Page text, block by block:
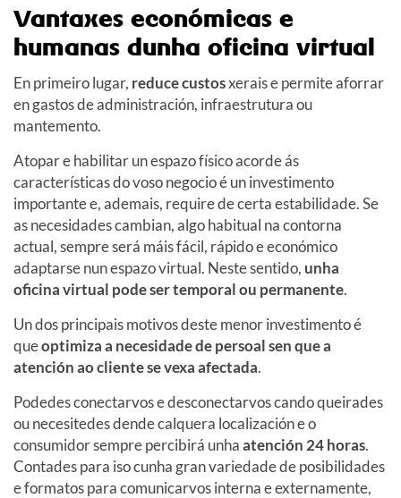
Vantaxes económicas e
humanas dunha oficina virtual
En primeiro lugar, reduce custosxerais e permite aforrar
en gastos de administración, infraestrutura ou
mantemento.
Atopar e habilitar un espazo físico acorde ás
características do voso negocio é un investimento
importante e, ademais, require de certa estabilidade. Se
as necesidades cambian, algo habitual na contorna
actual, sempre será máis fácil, rápido e económico
adaptarse nun espazo virtual. Neste sentido, unha
oficina virtual pode ser temporal ou permanente.
Un dos principais motivos deste menor investimento é
queoptimiza a necesidade de persoal sen que a
atención ao cliente se vexa afectada.
Podedes conectarvos e desconectarvos cando queirades
ou necesitedes dende calquera localización e o
consumidor sempre percibirá unhaatención 24 horas.
Contades para iso cunha gran variedade de posibilidades
e formatos para comunicarvos interna e externamente,